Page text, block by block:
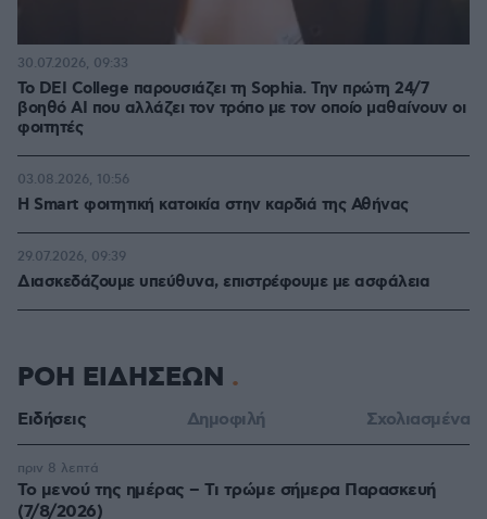
Το DEI College παρουσιάζει τη Sophia. Την πρώτη 24/7
βοηθό AI που αλλάζει τον τρόπο με τον οποίο μαθαίνουν οι
φοιτητές
30.07.2026, 09:33
Η Smart φοιτητική κατοικία στην καρδιά της Αθήνας
03.08.2026, 10:56
Διασκεδάζουμε υπεύθυνα, επιστρέφουμε με ασφάλεια
29.07.2026, 09:39
ΡΟΗ ΕΙΔΗΣΕΩΝ
Ειδήσεις Δημοφιλή Σχολιασμένα
Το μενού της ημέρας – Τι τρώμε σήμερα Παρασκευή
(7/8/2026)
πριν 8 λεπτά